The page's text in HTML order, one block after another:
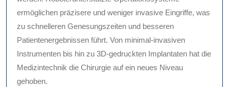
ermöglichen präzisere und weniger invasive Eingriffe, was
zu schnelleren Genesungszeiten und besseren
Patientenergebnissen führt. Von minimal-invasiven
Instrumenten bis hin zu 3D-gedruckten Implantaten hat die
Medizintechnik die Chirurgie auf ein neues Niveau
gehoben.